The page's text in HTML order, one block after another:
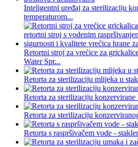
Inteligentni uređaj za sterilizaciju
temperaturom...
Retortni stroj za vrećice za
Water Spr...
Retorta za sterilizaciju mlijeka u
Retorta za sterilizaciju konzervirane
Retorta za sterilizaciju
Retorta s raspršivačem vode -